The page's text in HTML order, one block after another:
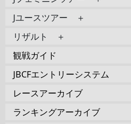
Jユースツアー ＋
リザルト ＋
観戦ガイド
JBCFエントリーシステム
レースアーカイブ
ランキングアーカイブ